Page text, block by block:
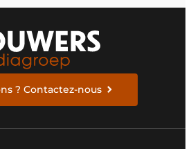
? Contactez-nous